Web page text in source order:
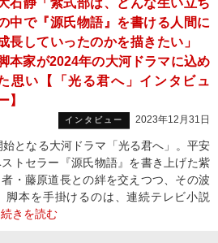
石静「紫式部は、どんな生い立ち
中で『源氏物語』を書ける人間に
長していったのかを描きたい」
本家が2024年の大河ドラマに込め
思い【「光る君へ」インタビュ
】
インタビュー 2023年12月31日
となる大河ドラマ「光る君へ」。平安
トセラー『源氏物語』を書き上げた紫
・藤原道長との絆を交えつつ、その波
脚本を手掛けるのは、連続テレビ小説
続きを読む